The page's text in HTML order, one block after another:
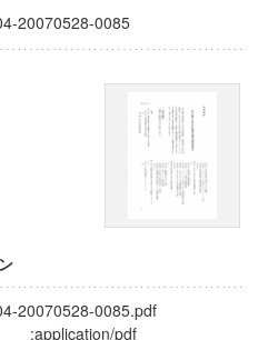
20070528-0085
20070528-0085.pdf
:application/pdf